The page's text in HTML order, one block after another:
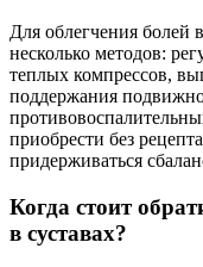
Для облегчения болей
несколько методов:
теплых компрессов,
поддержания
приобрести без
придерживаться
Когда стоит
в суставах?